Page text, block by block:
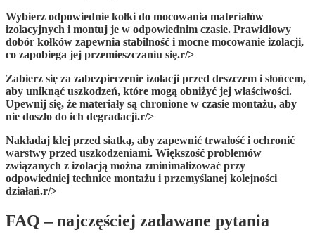
Wybierz odpowiednie kołki do mocowania materiałów
izolacyjnych i montuj je w odpowiednim czasie. Prawidłowy
dobór kołków zapewnia stabilność i mocne mocowanie izolacji,
co zapobiega jej przemieszczaniu się.r/>
Zabierz się za zabezpieczenie izolacji przed deszczem i słońcem,
aby uniknąć uszkodzeń, które mogą obniżyć jej właściwości.
Upewnij się, że materiały są chronione w czasie montażu, aby
nie doszło do ich degradacji.r/>
Nakładaj klej przed siatką, aby zapewnić trwałość i ochronić
warstwy przed uszkodzeniami. Większość problemów
związanych z izolacją można zminimalizować przy
odpowiedniej technice montażu i przemyślanej kolejności
działań.r/>
FAQ – najczęściej zadawane pytania